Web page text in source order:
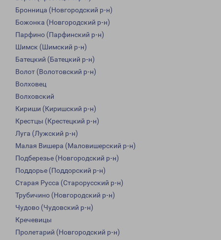
Бронница (Новгородский р-н)
Божонка (Новгородский р-н)
Парфино (Парфинский р-н)
Шимск (Шимский р-н)
Батецкий (Батецкий р-н)
Волот (Волотовский р-н)
Волховец
Волховский
Кириши (Киришский р-н)
Крестцы (Крестецкий р-н)
Луга (Лужский р-н)
Малая Вишера (Маловишерский р-н)
Подберезье (Новгородский р-н)
Поддорье (Поддорский р-н)
Старая Русса (Старорусский р-н)
Трубичино (Новгородский р-н)
Чудово (Чудовский р-н)
Кречевицы
Пролетарий (Новгородский р-н)